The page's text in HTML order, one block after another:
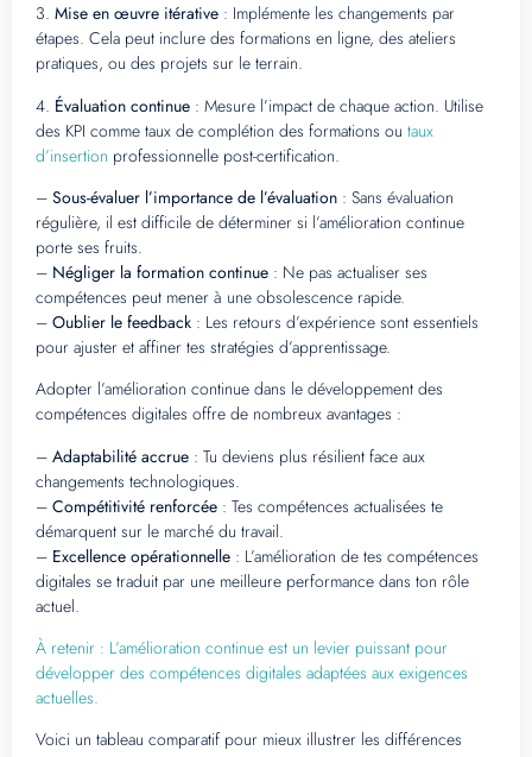
3. Mise en œuvre itérative : Implémente les changements par
étapes. Cela peut inclure des formations en ligne, des ateliers
pratiques, ou des projets sur le terrain.
4. Évaluation continue : Mesure l’impact de chaque action. Utilise
des KPI comme taux de complétion des formations ou taux
d’insertion professionnelle post-certification.
– Sous-évaluer l’importance de l’évaluation : Sans évaluation
régulière, il est difficile de déterminer si l’amélioration continue
porte ses fruits.
– Négliger la formation continue : Ne pas actualiser ses
compétences peut mener à une obsolescence rapide.
– Oublier le feedback : Les retours d’expérience sont essentiels
pour ajuster et affiner tes stratégies d’apprentissage.
Adopter l’amélioration continue dans le développement des
compétences digitales offre de nombreux avantages :
– Adaptabilité accrue : Tu deviens plus résilient face aux
changements technologiques.
– Compétitivité renforcée : Tes compétences actualisées te
démarquent sur le marché du travail.
– Excellence opérationnelle : L’amélioration de tes compétences
digitales se traduit par une meilleure performance dans ton rôle
actuel.
À retenir : L’amélioration continue est un levier puissant pour
développer des compétences digitales adaptées aux exigences
actuelles.
Voici un tableau comparatif pour mieux illustrer les différences